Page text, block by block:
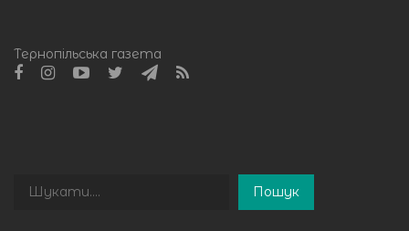
Тернопільська газета
Пошук
Пошук